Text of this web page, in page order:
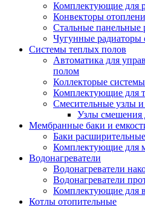
Комплектующие для
Конвекторы
Стальные панельные
Чугунные радиаторы
Системы теплых полов
Автоматика для
полом
Коллекторые
Комплектующие для
Смесительные узлы
Узлы смешения
Мембранные баки и
Баки
Комплектующие для
Водонагреватели
Водонагреватели
Водонагреватели
Комплектующие для
Котлы отопительные